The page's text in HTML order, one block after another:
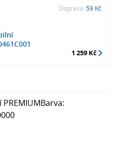
Doprava: 59 Kč
1 259 Kč